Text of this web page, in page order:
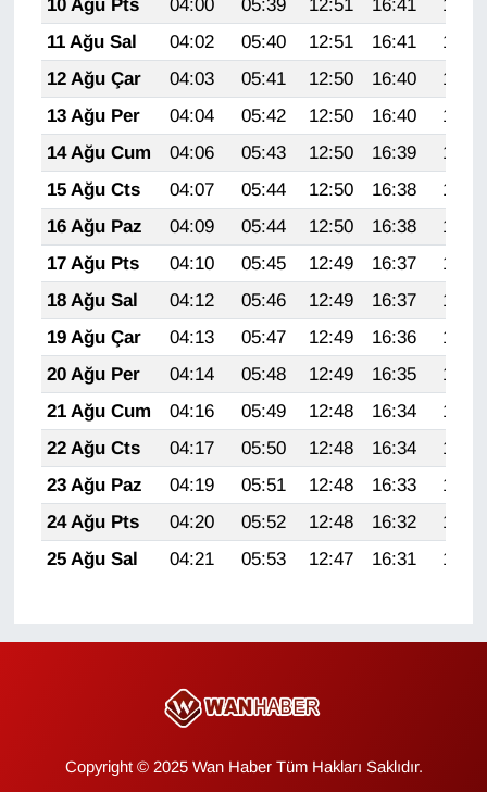
10 Ağu Pts
04:00 05:39 12:51 16:41
19:53
11 Ağu Sal
04:02 05:40 12:51 16:41
19:51
12 Ağu Çar
04:03 05:41 12:50 16:40
19:50
13 Ağu Per
04:04 05:42 12:50 16:40
19:49
14 Ağu Cum
04:06 05:43 12:50 16:39
19:47
15 Ağu Cts
04:07 05:44 12:50 16:38
19:46
16 Ağu Paz
04:09 05:44 12:50 16:38
19:45
17 Ağu Pts
04:10 05:45 12:49 16:37
19:43
18 Ağu Sal
04:12 05:46 12:49 16:37
19:42
19 Ağu Çar
04:13 05:47 12:49 16:36
19:41
20 Ağu Per
04:14 05:48 12:49 16:35
19:39
21 Ağu Cum
04:16 05:49 12:48 16:34
19:38
22 Ağu Cts
04:17 05:50 12:48 16:34
19:36
23 Ağu Paz
04:19 05:51 12:48 16:33
19:35
24 Ağu Pts
04:20 05:52 12:48 16:32
19:33
25 Ağu Sal
04:21 05:53 12:47 16:31 19:32
Copyright © 2025 Wan Haber Tüm Hakları Saklıdır.
TEBRİK
TEKNOLOJİ
Turizm
VAN'DA SPOR
Vasıta
YAŞAM
YEREL